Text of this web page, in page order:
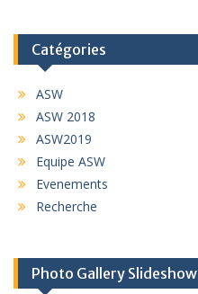
Catégories
ASW
ASW 2018
ASW2019
Equipe ASW
Evenements
Recherche
Photo Gallery Slideshow